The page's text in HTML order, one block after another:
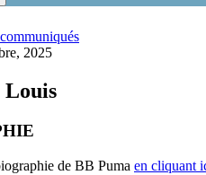
2025
Louis
de BB Puma en cliquant